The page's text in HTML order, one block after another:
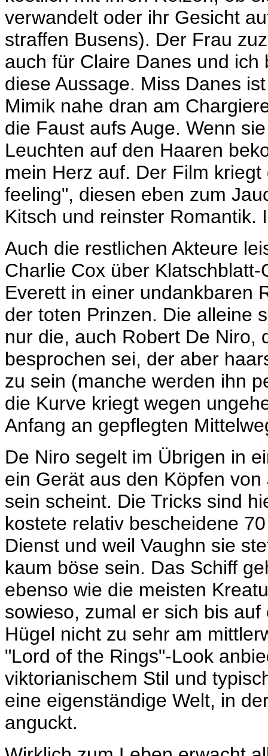
verwandelt oder ihr Gesicht
straffen Busens). Der Frau
auch für Claire Danes und
diese Aussage. Miss Danes
Mimik nahe dran am
die Faust aufs Auge. Wenn
Leuchten auf den Haaren
mein Herz auf. Der Film
feeling", diesen eben zum
Kitsch und reinster Romantik.
Auch die restlichen Akteure
Charlie Cox über
Everett in einer undankbaren
der toten Prinzen. Die alleine
nur die, auch Robert De Niro,
besprochen sei, der aber
zu sein (manche werden ihn
die Kurve kriegt wegen
Anfang an gepflegten
De Niro segelt im Übrigen in
ein Gerät aus den Köpfen
sein scheint. Die Tricks sind
kostete relativ bescheidene
Dienst und weil Vaughn sie
kaum böse sein. Das Schiff
ebenso wie die meisten
sowieso, zumal er sich bis
Hügel nicht zu sehr am
"Lord of the Rings"-Look
viktorianischem Stil und
eine eigenständige Welt, in
anguckt.